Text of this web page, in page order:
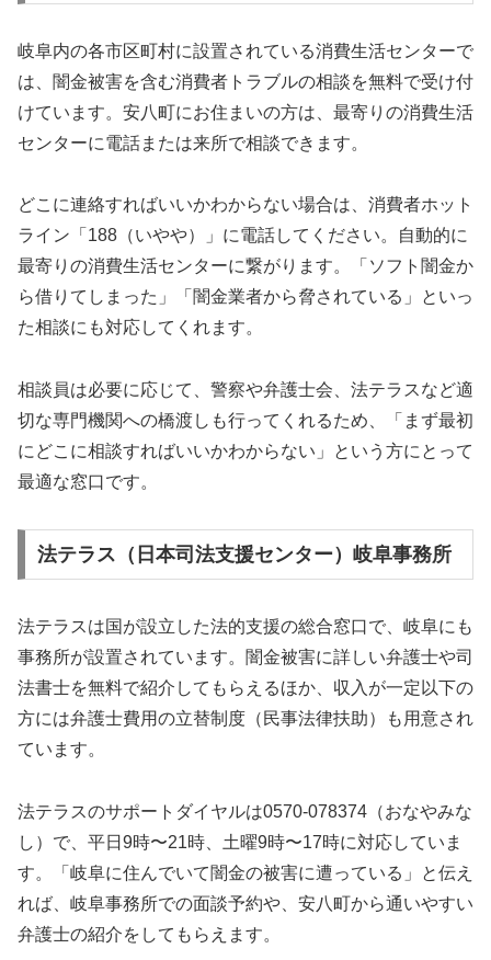
岐阜内の各市区町村に設置されている消費生活センターで
は、闇金被害を含む消費者トラブルの相談を無料で受け付
けています。安八町にお住まいの方は、最寄りの消費生活
センターに電話または来所で相談できます。
どこに連絡すればいいかわからない場合は、消費者ホット
ライン「188（いやや）」に電話してください。自動的に
最寄りの消費生活センターに繋がります。「ソフト闇金か
ら借りてしまった」「闇金業者から脅されている」といっ
た相談にも対応してくれます。
相談員は必要に応じて、警察や弁護士会、法テラスなど適
切な専門機関への橋渡しも行ってくれるため、「まず最初
にどこに相談すればいいかわからない」という方にとって
最適な窓口です。
法テラス（日本司法支援センター）岐阜事務所
法テラスは国が設立した法的支援の総合窓口で、岐阜にも
事務所が設置されています。闇金被害に詳しい弁護士や司
法書士を無料で紹介してもらえるほか、収入が一定以下の
方には弁護士費用の立替制度（民事法律扶助）も用意され
ています。
法テラスのサポートダイヤルは0570-078374（おなやみな
し）で、平日9時〜21時、土曜9時〜17時に対応していま
す。「岐阜に住んでいて闇金の被害に遭っている」と伝え
れば、岐阜事務所での面談予約や、安八町から通いやすい
弁護士の紹介をしてもらえます。